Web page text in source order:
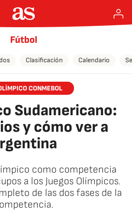
Fútbol
Clasificación Calendario
CONMEBOL
Sudamericano:
y cómo ver a
como competencia
a los Juegos Olímpicos.
de las dos fases de la